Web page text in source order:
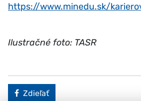
https://www.minedu.sk/
Ilustračné foto: TASR
Facebook
Zdieľať